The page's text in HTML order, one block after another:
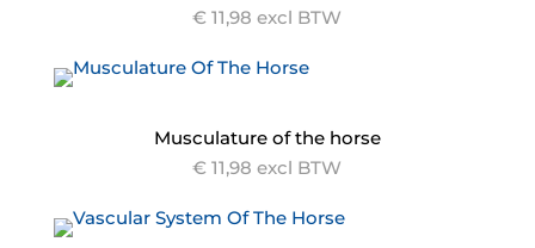
€ 11,98 excl BTW
Musculature of the horse
€ 11,98 excl BTW